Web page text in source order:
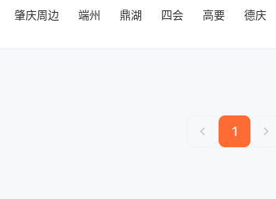
肇庆周边 端州 鼎湖 四会 高要 德庆
chevron_left 1 chevron_right